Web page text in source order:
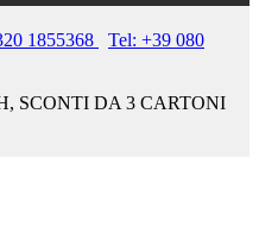
1855368
Tel: +39 080
SCONTI DA 3 CARTONI